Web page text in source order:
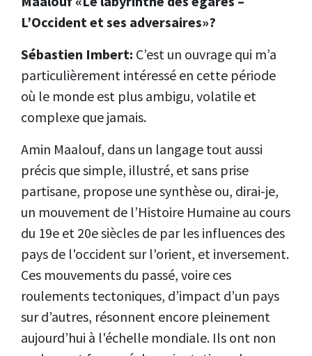
L’Occident et ses adversaires»?
Sébastien Imbert: C’est un ouvrage qui m’a
particulièrement intéressé en cette période
où le monde est plus ambigu, volatile et
complexe que jamais.
Amin Maalouf, dans un langage tout aussi
précis que simple, illustré, et sans prise
partisane, propose une synthèse ou, dirai-je,
un mouvement de l’Histoire Humaine au cours
du 19e et 20e siècles de par les influences des
pays de l'occident sur l'orient, et inversement.
Ces mouvements du passé, voire ces
roulements tectoniques, d’impact d’un pays
sur d’autres, résonnent encore pleinement
aujourd’hui à l'échelle mondiale. Ils ont non